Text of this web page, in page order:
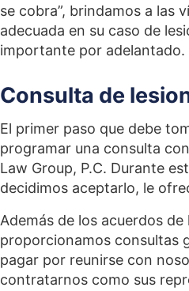
se cobra”, brindamos a las
adecuada en su caso de
importante por adelantado.
Consulta de
El primer paso que debe
programar una consulta
Law Group, P.C. Durante
decidimos aceptarlo, le
Además de los acuerdos
proporcionamos consultas
pagar por reunirse con
contratarnos como sus